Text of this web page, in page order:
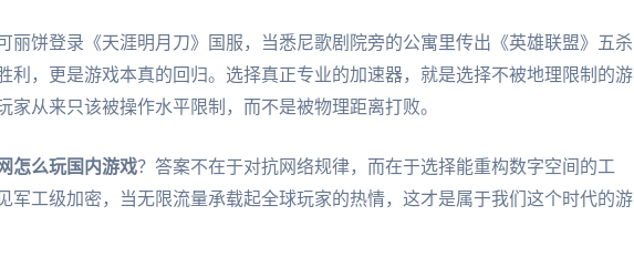
丽饼登录《天涯明月刀》国服，当悉尼歌剧院旁的公寓里传出《英雄联盟》五杀
利，更是游戏本真的回归。选择真正专业的加速器，就是选择不被地理限制的游
家从来只该被操作水平限制，而不是被物理距离打败。
怎么玩国内游戏？答案不在于对抗网络规律，而在于选择能重构数字空间的工
军工级加密，当无限流量承载起全球玩家的热情，这才是属于我们这个时代的游